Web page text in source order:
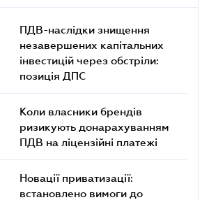
ПДВ-наслідки знищення
незавершених капітальних
інвестицій через обстріли:
позиція ДПС
Коли власники брендів
ризикують донарахуванням
ПДВ на ліцензійні платежі
Новації приватизації:
встановлено вимоги до